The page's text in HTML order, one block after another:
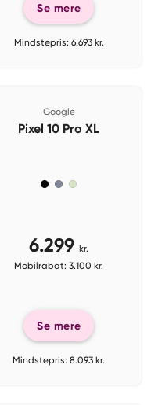
Se mere
Mindstepris: 6.693 kr.
Google
Pixel 10 Pro XL
6.299 kr.
Mobilrabat: 3.100 kr.
Se mere
Mindstepris: 8.093 kr.